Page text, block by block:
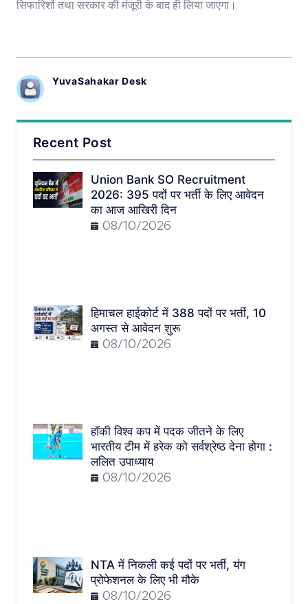
सिफारिशों तथा सरकार की मंजूरी के बाद ही लिया जाएगा।
YuvaSahakar Desk
Recent Post
Union Bank SO Recruitment
2026: 395 पदों पर भर्ती के लिए आवेदन
का आज आखिरी दिन
08/10/2026
हिमाचल हाईकोर्ट में 388 पदों पर भर्ती, 10
अगस्त से आवेदन शुरू
08/10/2026
हॉकी विश्व कप में पदक जीतने के लिए
भारतीय टीम में हरेक को सर्वश्रेष्ठ देना होगा :
ललित उपाध्याय
08/10/2026
NTA में निकली कई पदों पर भर्ती, यंग
प्रोफेशनल के लिए भी मौके
08/10/2026